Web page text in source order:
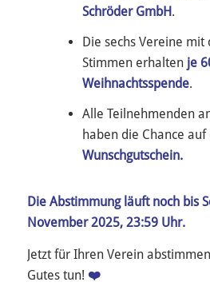
Schröder GmbH.
Die sechs Vereine mit
Stimmen erhalten je
Weihnachtsspende.
Alle Teilnehmenden
haben die Chance auf
Wunschgutschein.
Die Abstimmung läuft noch bis
November 2025, 23:59 Uhr.
Jetzt für Ihren Verein
Gutes tun! ❤️